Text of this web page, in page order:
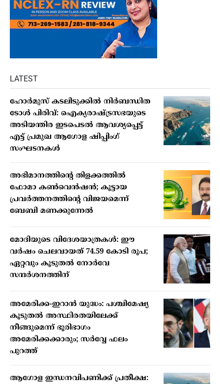
LATEST
ഹോർമുസ് കടലിടുക്കിൽ നിർബന്ധിത
ടോൾ പിരിവ്: ഐക്യരാഷ്ട്രസഭയുടെ
അടിയന്തിര ഇടപെടൽ ആവശ്യപ്പെട്ട്
എട്ട് പ്രമുഖ ആഗോള ഷിപ്പിംഗ്
സംഘടനകൾ
അഭിമാനത്തിന്റെ തിളക്കത്തില്‍
ഫോമാ കണ്‍വെന്‍ഷന്‍; കൂട്ടായ
പ്രവര്‍ത്തനത്തിന്റെ വിജയമെന്ന്
ബേബി മണക്കുന്നേല്‍
മോദിയുടെ വിദേശയാത്രകൾ: ഈ
വർഷം ചെലവായത് 74.59 കോടി രൂപ;
ഏറ്റവും കൂടുതൽ നോർവേ
സന്ദർശനത്തിന്
അമേരിക്ക-ഇറാൻ യുദ്ധം: പശ്ചിമേഷ്യ
കൂടുതൽ അസ്ഥിരതയിലേക്ക്
നീങ്ങുമെന്ന് ഭൂരിഭാഗം
അമേരിക്കക്കാരും; സർവ്വേ ഫലം
പുറത്ത്
ആഗോള ഇന്ധനവിപണിക്ക് പ്രതീക്ഷ: